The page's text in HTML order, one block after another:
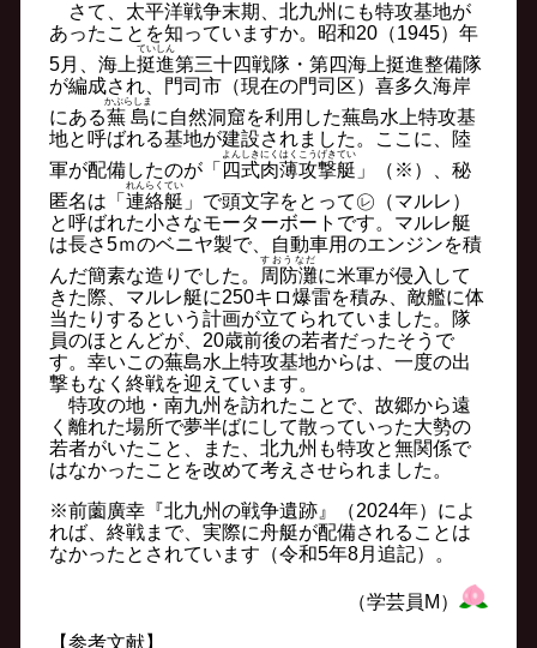
さて、太平洋戦争末期、北九州にも特攻基地が
あったことを知っていますか。昭和20（1945）年
5月、海上挺進
ていしん
第三十四戦隊・第四海上挺進整備隊
が編成され、門司市（現在の門司区）喜多久海岸
にある蕪島
かぶらしま
に自然洞窟を利用した蕪島水上特攻基
地と呼ばれる基地が建設されました。ここに、陸
軍が配備したのが「 四式肉薄攻撃艇
よんしきにくはくこうげきてい
」（※）、秘
匿名は「 連絡艇
れんらくてい
」で頭文字をとって㋹（マルレ）
と呼ばれた小さなモーターボートです。マルレ艇
は長さ5ｍのベニヤ製で、自動車用のエンジンを積
んだ簡素な造りでした。
周防灘
すおうなだ
に米軍が侵入して
きた際、マルレ艇に250キロ爆雷を積み、敵艦に体
当たりするという計画が立てられていました。隊
員のほとんどが、20歳前後の若者だったそうで
す。幸いこの蕪島水上特攻基地からは、一度の出
撃もなく終戦を迎えています。
特攻の地・南九州を訪れたことで、故郷から遠
く離れた場所で夢半ばにして散っていった大勢の
若者がいたこと、また、北九州も特攻と無関係で
はなかったことを改めて考えさせられました。
※前薗廣幸『北九州の戦争遺跡』（2024年）によ
れば、終戦まで、実際に舟艇が配備されることは
なかったとされています（令和5年8月追記）。
（学芸員M）
【参考文献】